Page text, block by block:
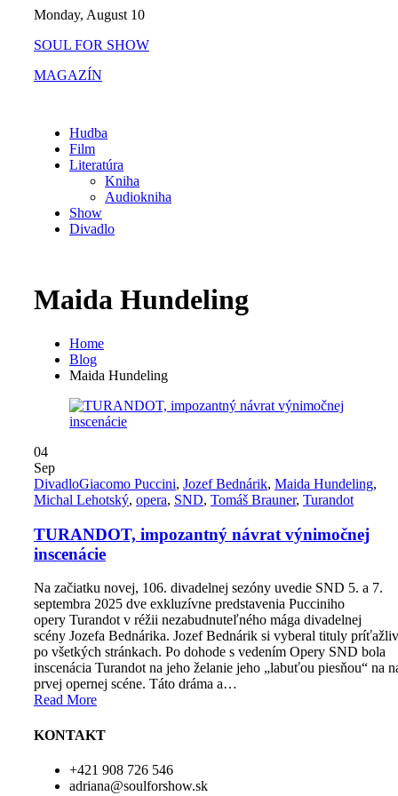
content
Monday, August 10
SOUL FOR SHOW
MAGAZÍN
Hudba
Film
Literatúra
Kniha
Audiokniha
Show
Divadlo
Maida Hundeling
Home
Blog
Maida Hundeling
04
Sep
DivadloGiacomo Puccini, Jozef Bednárik, Maida Hundeling,
Michal Lehotský, opera, SND, Tomáš Brauner, Turandot
TURANDOT, impozantný návrat výnimočnej
inscenácie
Na začiatku novej, 106. divadelnej sezóny uvedie SND 5. a 7.
septembra 2025 dve exkluzívne predstavenia Pucciniho
opery Turandot v réžii nezabudnuteľného mága divadelnej
scény Jozefa Bednárika. Jozef Bednárik si vyberal tituly
po všetkých stránkach. Po dohode s vedením Opery SND bola
inscenácia Turandot na jeho želanie jeho „labuťou piesňou“ na
prvej opernej scéne. Táto dráma a…
Read More
KONTAKT
+421 908 726 546
adriana@soulforshow.sk